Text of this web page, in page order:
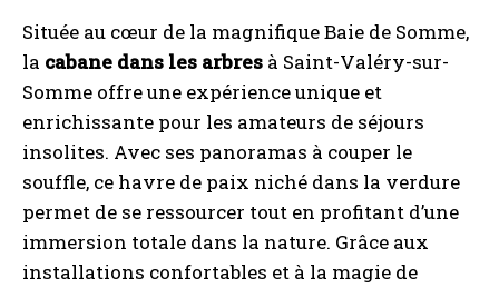
Située au cœur de la magnifique Baie de Somme,
la cabane dans les arbres à Saint-Valéry-sur-
Somme offre une expérience unique et
enrichissante pour les amateurs de séjours
insolites. Avec ses panoramas à couper le
souffle, ce havre de paix niché dans la verdure
permet de se ressourcer tout en profitant d’une
immersion totale dans la nature. Grâce aux
installations confortables et à la magie de